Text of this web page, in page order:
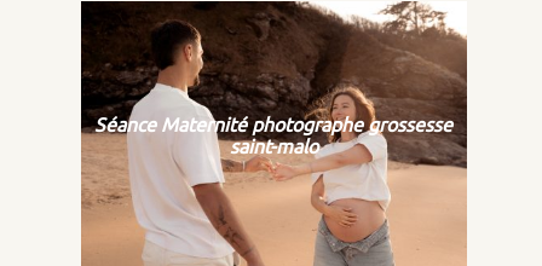
Séance Maternité photographe grossesse
saint-malo